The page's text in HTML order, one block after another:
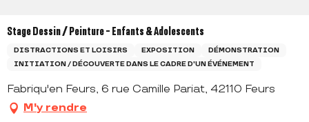
Stage Dessin / Peinture - Enfants & Adolescents
DISTRACTIONS ET LOISIRS EXPOSITION
DÉMONSTRATION
INITIATION / DÉCOUVERTE DANS LE CADRE D'UN ÉVÉNEMENT
Fabriqu'en Feurs, 6 rue Camille Pariat, 42110 Feurs
M'y rendre